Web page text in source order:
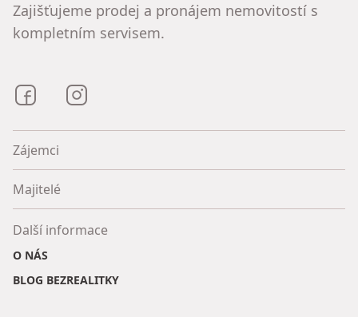
Zajišťujeme prodej a pronájem nemovitostí s
kompletním servisem.
Bezrealitky na Facebooku
Zájemci
Majitelé
Další informace
O NÁS
BLOG BEZREALITKY